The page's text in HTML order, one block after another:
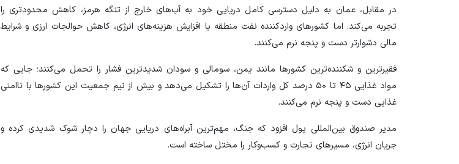
در مقابل، عمان به دلیل دسترسی کامل دریایی خود به آب‌های خارج از تنگه هرمز، کاهش محدودتری را
تجربه می‌کند. اما کشورهای واردکننده نفت منطقه با افزایش هزینه‌های انرژی، کاهش حوالجات ارزی و شرایط
مالی دشوارتر دست و پنجه نرم می‌کنند.
فقیرترین و شکننده‌ترین کشورها مانند یمن، سومالی و سودان شدیدترین فشار را تحمل می‌کنند؛ جایی که
مواد غذایی ۴۵ تا ۵۰ درصد کل واردات آن‌ها را تشکیل می‌دهد و بیش از نیم جمعیت این کشورها با ناامنی
غذایی دست و پنجه نرم می‌کنند.
مدیر صندوق بین‌المللی پول افزود که جنگ، مهم‌ترین آبراه‌های دریایی جهان را دچار شوک شدیدی کرده و
جریان انرژی، مسیرهای تجارت و کسب‌وکار را مختل ساخته است.